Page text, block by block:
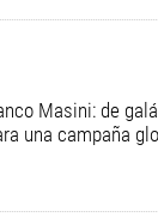
Masini: de
una campaña